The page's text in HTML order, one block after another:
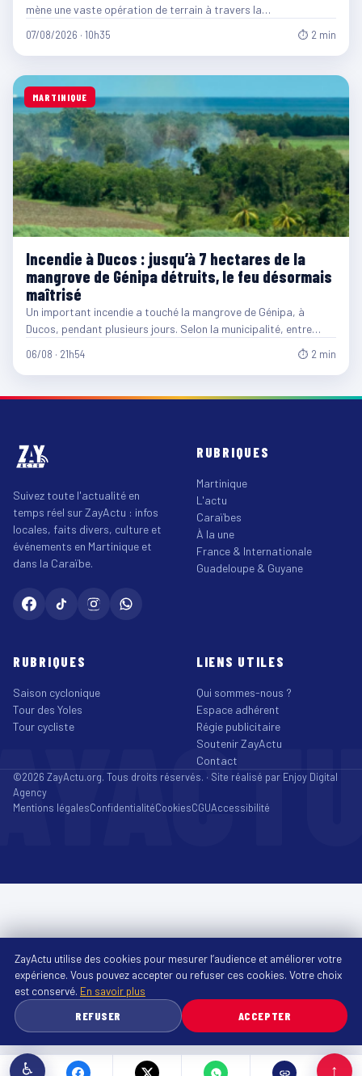
mène une vaste opération de terrain à travers la…
07/08/2026 · 10h35 ⏱ 2 min
MARTINIQUE
Incendie à Ducos : jusqu’à 7 hectares de la
mangrove de Génipa détruits, le feu désormais
maîtrisé
Un important incendie a touché la mangrove de Génipa, à
Ducos, pendant plusieurs jours. Selon la municipalité, entre…
06/08 · 21h54 ⏱ 2 min
Suivez toute l'actualité en
temps réel sur ZayActu : infos
locales, faits divers, culture et
événements en Martinique et
dans la Caraïbe.
RUBRIQUES
Martinique
L'actu
Caraïbes
À la une
France & Internationale
Guadeloupe & Guyane
RUBRIQUES
Saison cyclonique
Tour des Yoles
Tour cycliste
LIENS UTILES
Qui sommes-nous ?
Espace adhérent
Régie publicitaire
Soutenir ZayActu
Contact
©2026 ZayActu.org. Tous droits réservés. · Site réalisé par Enjoy Digital
Agency
Mentions légalesConfidentialitéCookiesCGUAccessibilité
♿ ↑
ZayActu utilise des cookies pour mesurer l’audience et améliorer votre
expérience. Vous pouvez accepter ou refuser ces cookies. Votre choix
est conservé. En savoir plus
REFUSER
ACCEPTER